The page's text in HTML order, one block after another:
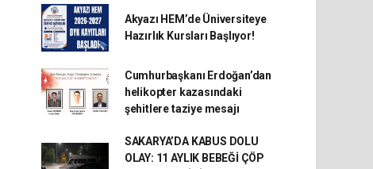
Akyazı HEM’de Üniversiteye
Hazırlık Kursları Başlıyor!
Cumhurbaşkanı Erdoğan’dan
helikopter kazasındaki
şehitlere taziye mesajı
SAKARYA’DA KABUS DOLU
OLAY: 11 AYLIK BEBEĞİ ÇÖP